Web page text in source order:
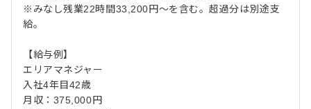
※みなし残業22時間33,200円～を含む。超過分は別途支
給。
【給与例】
エリアマネジャー
入社4年目42歳
月収：375,000円